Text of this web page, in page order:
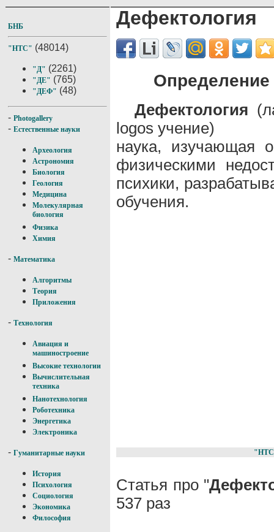
БНБ
"НТС" (48014)
"Д" (2261)
"ДЕ" (765)
"ДЕФ" (48)
- Photogallery
- Естественные науки
Археология
Астрономия
Биология
Геология
Медицина
Молекулярная
биология
Физика
Химия
- Математика
Алгоритмы
Теория
Приложения
- Технология
Авиация и
машиностроение
Высокие технологии
Вычислительная
техника
Нанотехнология
Роботехника
Энергетика
Электроника
- Гуманитарные науки
История
Психология
Социология
Экономика
Философия
Дефектология
Дефектология
logos учение)
наука, изучающая
физическими
психики,
обучения.
Статья про "
537 раз